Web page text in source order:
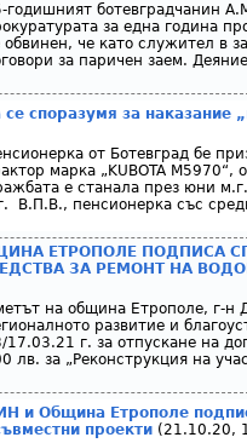
годишният ботевградчанин
за една година
обвинен, че като служител в
за паричен заем.
се споразумя за
от Ботевград бе
марка „KUBOTA
е станала през юни
В.П.В., пенсионерка със
ЕТРОПОЛЕ ПОДПИСА
ЗА РЕМОНТ НА
на община Етрополе, г-н
развитие и
17.03.21 г. за отпускане на
лв. за „Реконструкция на
и Община Етрополе
проекти(21.10.20,